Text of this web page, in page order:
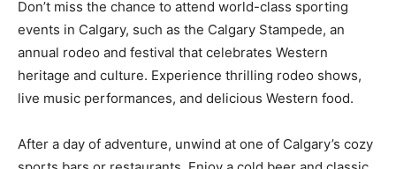
Don’t⁤ miss the chance to attend world-class sporting⁢
events in Calgary, such as the Calgary Stampede, an
‌annual ‍rodeo and festival that celebrates Western⁤
heritage and culture. Experience thrilling rodeo shows,
live ⁢music performances, and delicious ⁣Western⁤ food.
After ​a day of ​adventure, unwind at one of Calgary’s cozy